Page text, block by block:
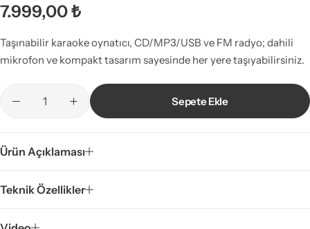
7.999,00₺
Taşınabilir karaoke oynatıcı, CD/MP3/USB ve FM radyo; dahili
mikrofon ve kompakt tasarım sayesinde her yere taşıyabilirsiniz.
Sepete Ekle
Ürün Açıklaması
Teknik Özellikler